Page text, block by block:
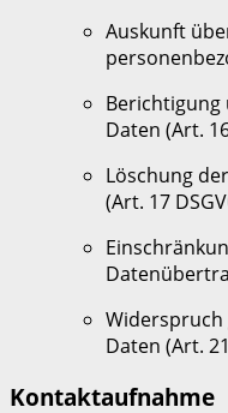
Auskunft
Daten (Art.
Löschung
(Art. 17
Daten (Art.
Kontaktaufnahme